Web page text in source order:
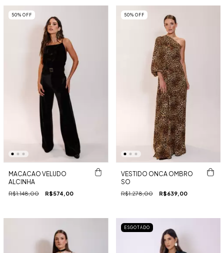
50% OFF
MACACAO VELUDO
ALCINHA
R$1.148,00 R$574,00
50% OFF
VESTIDO ONCA OMBRO
SO
R$1.278,00 R$639,00
ESGOTADO